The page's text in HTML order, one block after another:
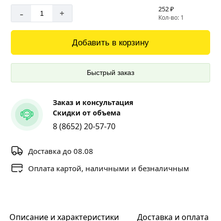
- + 252 ₽
Кол-во: 1
Добавить в корзину
Быстрый заказ
Заказ и консультация
Скидки от объема
8 (8652) 20-57-70
Доставка до 08.08
Оплата картой, наличными и безналичным
Описание и характеристики Доставка и оплата